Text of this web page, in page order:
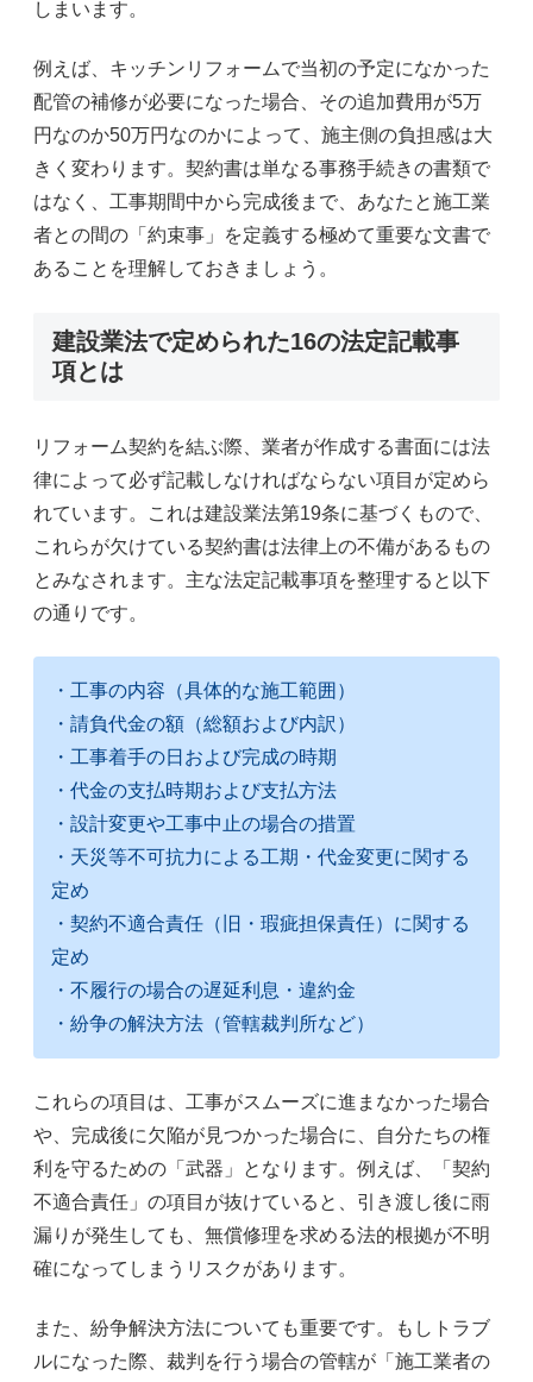
しまいます。
例えば、キッチンリフォームで当初の予定になかった
配管の補修が必要になった場合、その追加費用が5万
円なのか50万円なのかによって、施主側の負担感は大
きく変わります。契約書は単なる事務手続きの書類で
はなく、工事期間中から完成後まで、あなたと施工業
者との間の「約束事」を定義する極めて重要な文書で
あることを理解しておきましょう。
建設業法で定められた16の法定記載事
項とは
リフォーム契約を結ぶ際、業者が作成する書面には法
律によって必ず記載しなければならない項目が定めら
れています。これは建設業法第19条に基づくもので、
これらが欠けている契約書は法律上の不備があるもの
とみなされます。主な法定記載事項を整理すると以下
の通りです。
・工事の内容（具体的な施工範囲）
・請負代金の額（総額および内訳）
・工事着手の日および完成の時期
・代金の支払時期および支払方法
・設計変更や工事中止の場合の措置
・天災等不可抗力による工期・代金変更に関する
定め
・契約不適合責任（旧・瑕疵担保責任）に関する
定め
・不履行の場合の遅延利息・違約金
・紛争の解決方法（管轄裁判所など）
これらの項目は、工事がスムーズに進まなかった場合
や、完成後に欠陥が見つかった場合に、自分たちの権
利を守るための「武器」となります。例えば、「契約
不適合責任」の項目が抜けていると、引き渡し後に雨
漏りが発生しても、無償修理を求める法的根拠が不明
確になってしまうリスクがあります。
また、紛争解決方法についても重要です。もしトラブ
ルになった際、裁判を行う場合の管轄が「施工業者の